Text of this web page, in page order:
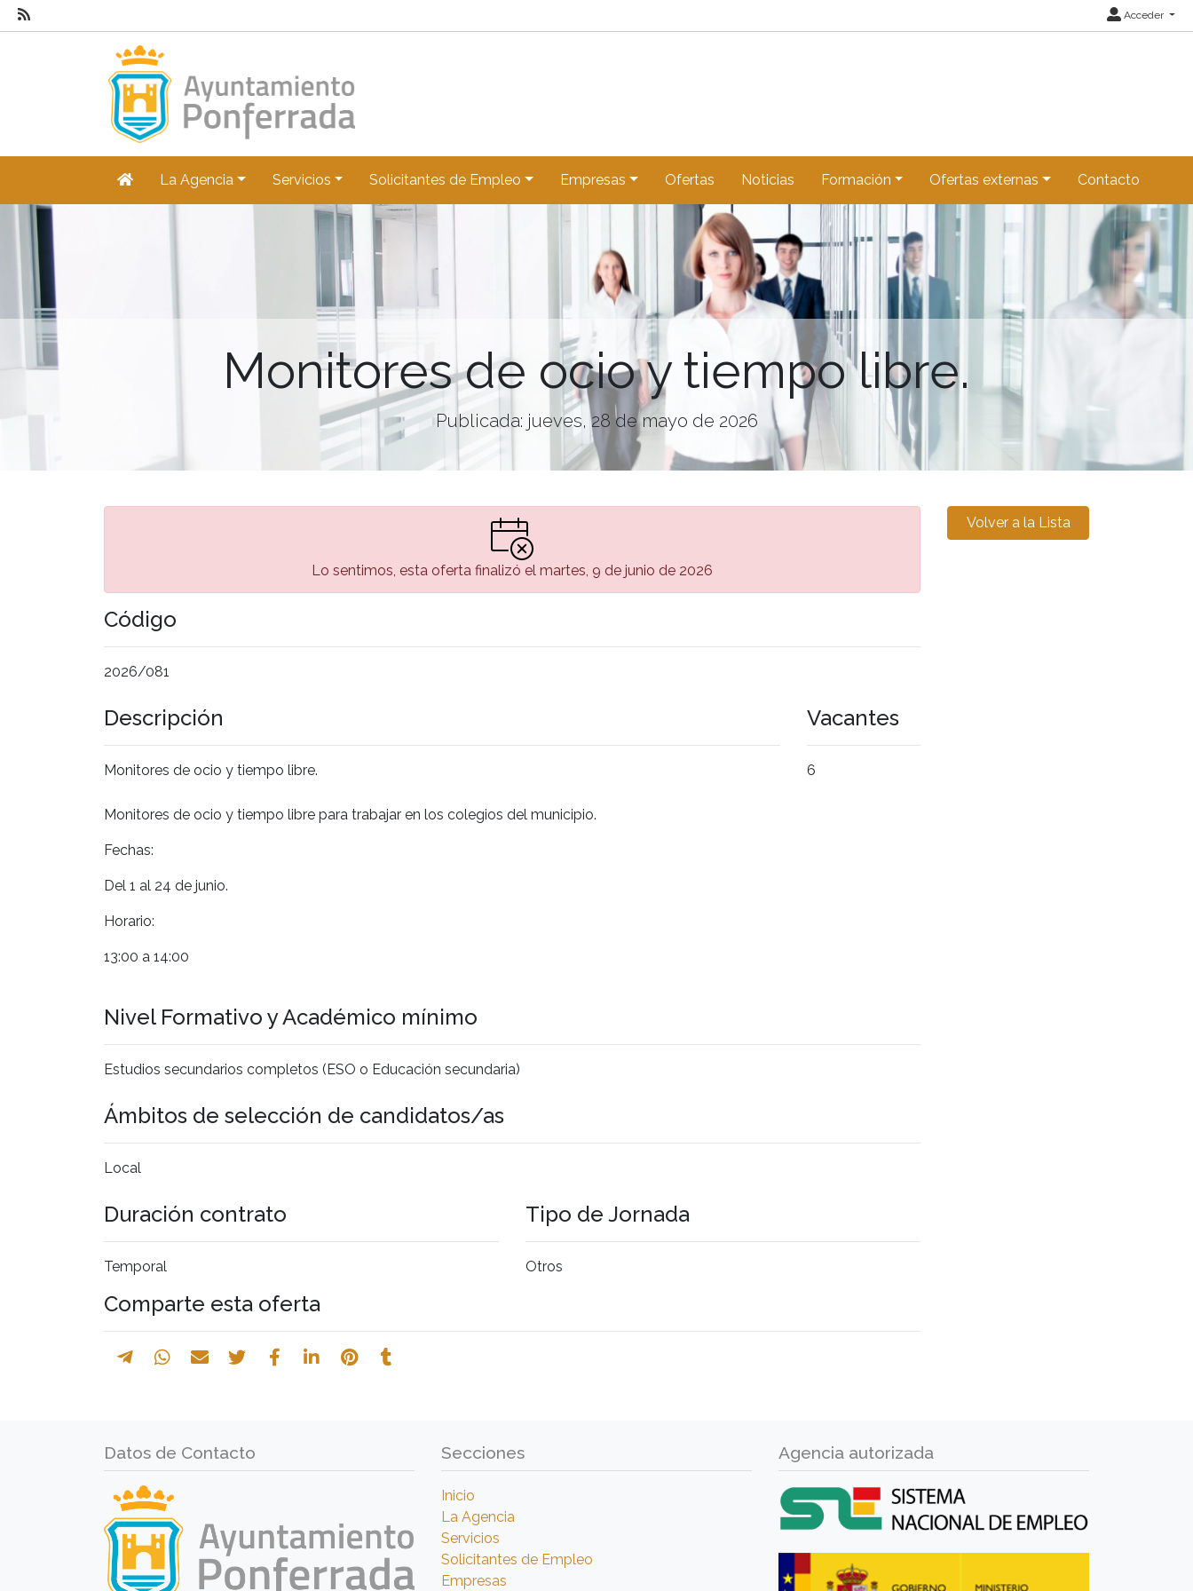
Acceder
La Agencia Servicios Solicitantes de Empleo Empresas Ofertas Noticias Formación Ofertas externas Contacto
Monitores de ocio y tiempo libre.
Publicada: jueves, 28 de mayo de 2026
Lo sentimos, esta oferta finalizó el martes, 9 de junio de 2026
Código
2026/081
Descripción
Monitores de ocio y tiempo libre.
Vacantes
6
Monitores de ocio y tiempo libre para trabajar en los colegios del municipio.
Fechas:
Del 1 al 24 de junio.
Horario:
13:00 a 14:00
Nivel Formativo y Académico mínimo
Estudios secundarios completos (ESO o Educación secundaria)
Ámbitos de selección de candidatos/as
Local
Duración contrato
Temporal
Tipo de Jornada
Otros
Comparte esta oferta
Volver a la Lista
Datos de Contacto Secciones
Inicio
La Agencia
Servicios
Solicitantes de Empleo
Empresas
Agencia autorizada